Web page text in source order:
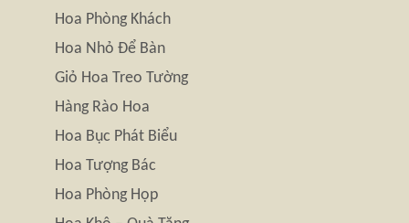
Hoa Phòng Khách
Hoa Nhỏ Để Bàn
Giỏ Hoa Treo Tường
Hàng Rào Hoa
Hoa Bục Phát Biểu
Hoa Tượng Bác
Hoa Phòng Họp